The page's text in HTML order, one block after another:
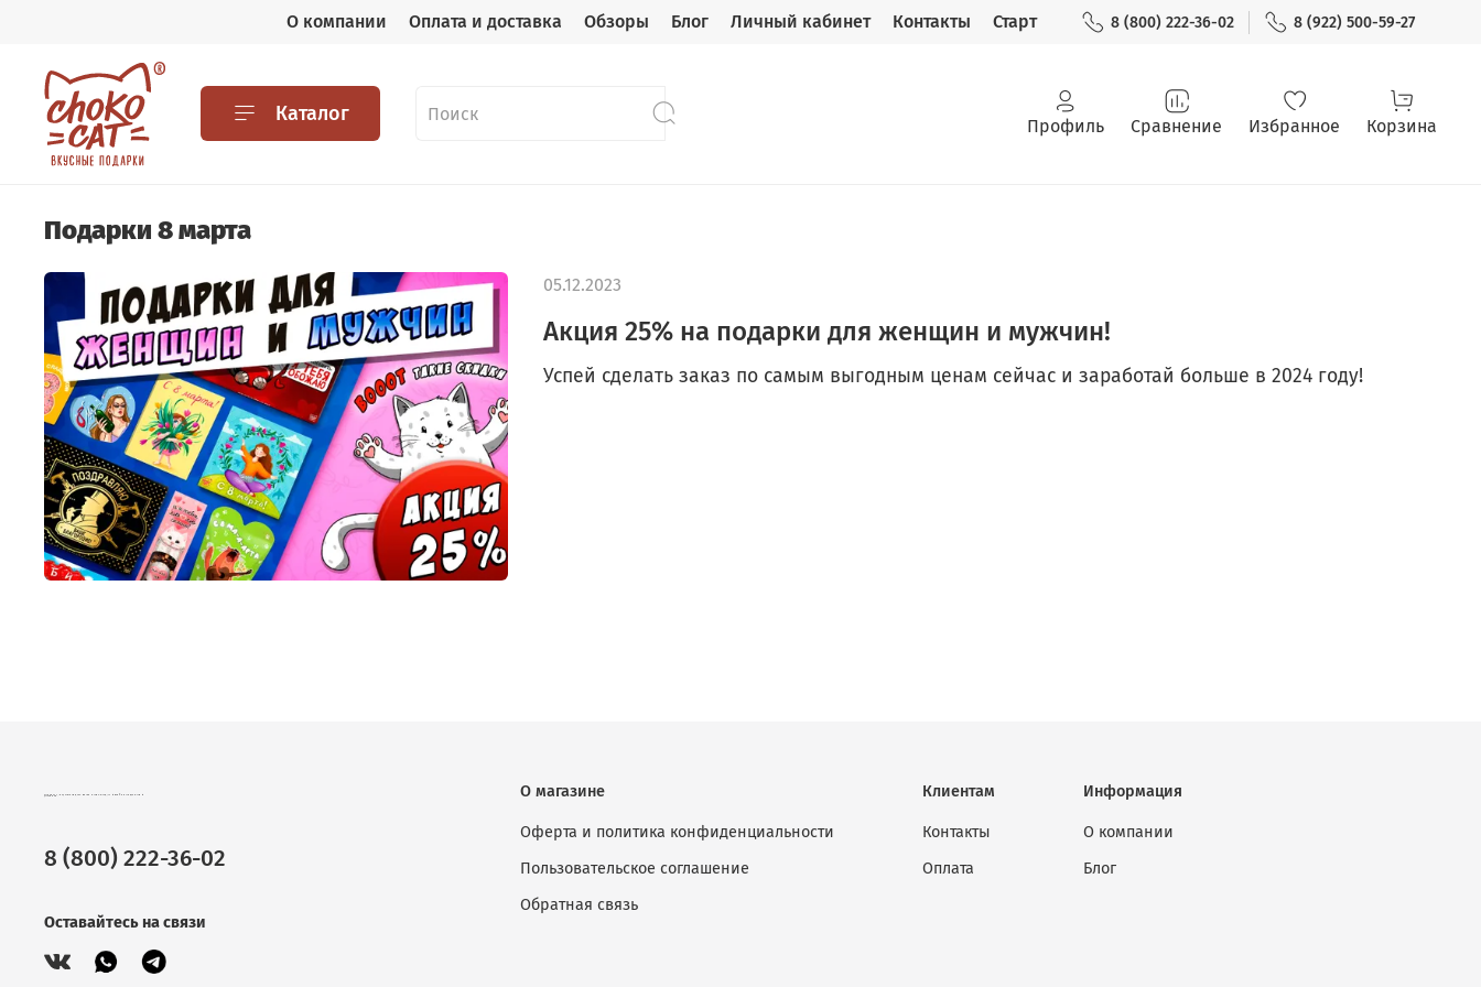
О компании Оплата и доставка Обзоры Блог Личный кабинет Контакты Старт 8 (800) 222-36-02 8 (922) 500-59-27
Каталог Профиль Сравнение Избранное Корзина
Подарки 8 марта
Акция 25% на подарки для женщин и мужчин!
Успей сделать заказ по самым выгодным ценам сейчас и заработай больше в 2024 году!
05.12.2023
О магазине
Оферта и политика конфиденциальности
Пользовательское соглашение
Обратная связь
Клиентам
Контакты
Оплата
Информация
О компании
Блог
CHOKOCAT – ВКУСНЫЕ ПОДАРКИ ОПТОМ. ШОКОЛАД, ЧАЙ И КОФЕ В ПОДАРОЧНОЙ УПАКОВКЕ.
8 (800) 222-36-02
Оставайтесь на связи